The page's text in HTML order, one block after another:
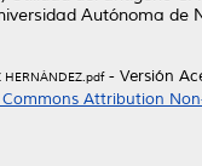
Autónoma de
HERNÁNDEZ.pdf- Versión
Attribution